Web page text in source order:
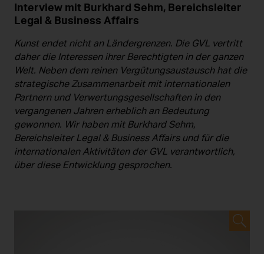
Interview mit Burkhard Sehm, Bereichsleiter
Legal & Business Affairs
Kunst endet nicht an Ländergrenzen. Die GVL vertritt
daher die Interessen ihrer Berechtigten in der ganzen
Welt. Neben dem reinen Vergütungsaustausch hat die
strategische Zusammenarbeit mit internationalen
Partnern und Verwertungsgesellschaften in den
vergangenen Jahren erheblich an Bedeutung
gewonnen. Wir haben mit Burkhard Sehm,
Bereichsleiter Legal & Business Affairs und für die
internationalen Aktivitäten der GVL verantwortlich,
über diese Entwicklung gesprochen.